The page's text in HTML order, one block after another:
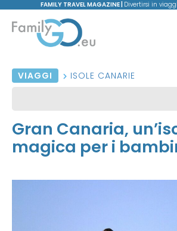
FAMILY TRAVEL MAGAZINE | Divertirsi in
VIAGGI ISOLE CANARIE
Gran Canaria,
magica per i